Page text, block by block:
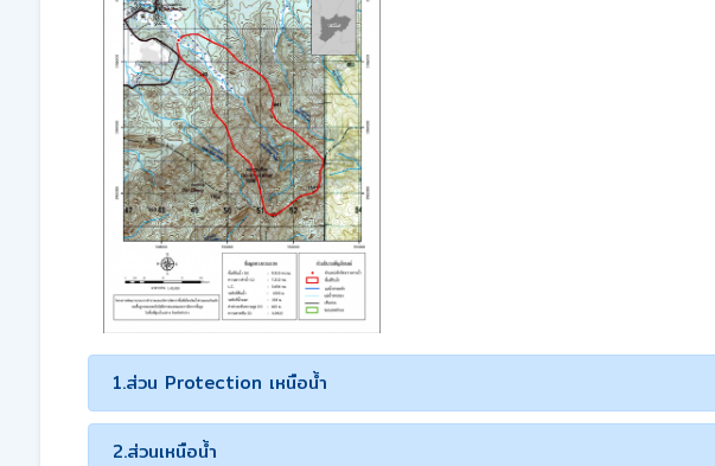
1.ส่วน Protection เหนือน้ำ
2.ส่วนเหนือน้ำ